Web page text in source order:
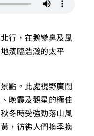
行，在鵝鑾鼻及風
濱臨浩瀚的太平
點。此處視野廣闊
晚霞及觀星的極佳
冬時受強勁落山風
，彷彿人們換季換